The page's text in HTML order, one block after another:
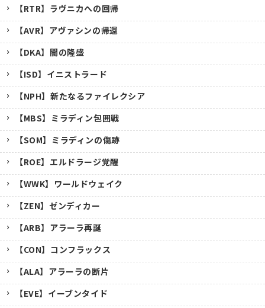
【RTR】ラヴニカへの回帰
【AVR】アヴァシンの帰還
【DKA】闇の隆盛
【ISD】イニストラード
【NPH】新たなるファイレクシア
【MBS】ミラディン包囲戦
【SOM】ミラディンの傷跡
【ROE】エルドラージ覚醒
【WWK】ワールドウェイク
【ZEN】ゼンディカー
【ARB】アラーラ再誕
【CON】コンフラックス
【ALA】アラーラの断片
【EVE】イーブンタイド